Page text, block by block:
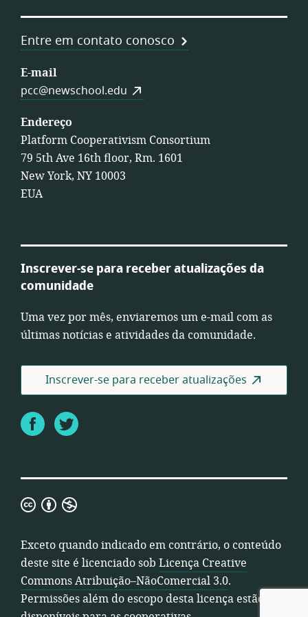
Entre em contato conosco
E-mail
pcc@newschool.edu
Endereço
Platform Cooperativism Consortium
79 5th Ave 16th floor, Rm. 1601
New York, NY 10003
EUA
Inscrever-se para receber atualizações da
comunidade
Uma vez por mês, enviaremos um e-mail com as
últimas notícias e atividades da comunidade.
Inscrever-se para receber atualizações
FacebookTwitter
Licença
Commons
Atribuição–
NãoComercial
3.0
Exceto quando indicado em contrário, o conteúdo
deste site é licenciado sob Licença Creative
Commons Atribuição–NãoComercial 3.0.
Permissões além do escopo desta licença estão